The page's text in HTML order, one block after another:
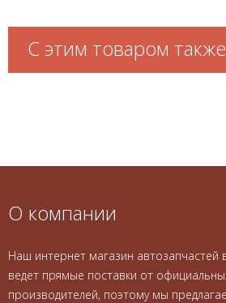
С этим товаром
О компании
Наш интернет магазин автозапчастей
ведет прямые поставки от
производителей, поэтому мы